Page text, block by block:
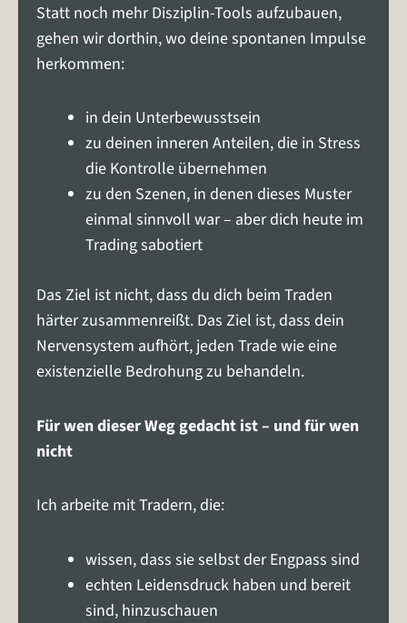
Statt noch mehr Disziplin-Tools aufzubauen,
gehen wir dorthin, wo deine spontanen Impulse
herkommen:
in dein Unterbewusstsein
zu deinen inneren Anteilen, die in Stress
die Kontrolle übernehmen
zu den Szenen, in denen dieses Muster
einmal sinnvoll war – aber dich heute im
Trading sabotiert
Das Ziel ist nicht, dass du dich beim Traden
härter zusammenreißt. Das Ziel ist, dass dein
Nervensystem aufhört, jeden Trade wie eine
existenzielle Bedrohung zu behandeln.
Für wen dieser Weg gedacht ist – und für wen
nicht
Ich arbeite mit Tradern, die:
wissen, dass sie selbst der Engpass sind
echten Leidensdruck haben und bereit
sind, hinzuschauen